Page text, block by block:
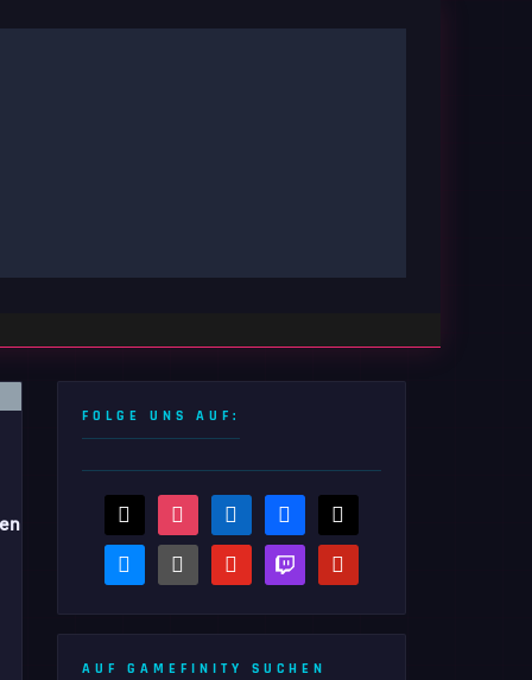
FOLGE UNS AUF:
threads instagramlinkedin facebook
bluesky steam-
square
youtubetwitch pinterest
AUF GAMEFINITY SUCHEN